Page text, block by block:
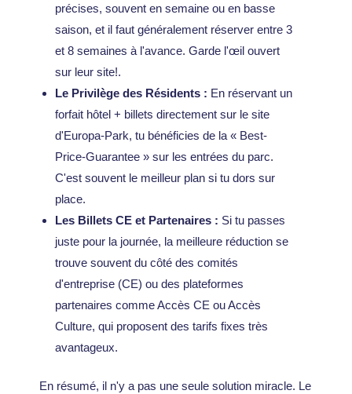
précises, souvent en semaine ou en basse
saison, et il faut généralement réserver entre 3
et 8 semaines à l'avance. Garde l'œil ouvert
sur leur site!.
Le Privilège des Résidents : En réservant un
forfait hôtel + billets directement sur le site
d'Europa-Park, tu bénéficies de la « Best-
Price-Guarantee » sur les entrées du parc.
C'est souvent le meilleur plan si tu dors sur
place.
Les Billets CE et Partenaires : Si tu passes
juste pour la journée, la meilleure réduction se
trouve souvent du côté des comités
d'entreprise (CE) ou des plateformes
partenaires comme Accès CE ou Accès
Culture, qui proposent des tarifs fixes très
avantageux.
En résumé, il n'y a pas une seule solution miracle. Le